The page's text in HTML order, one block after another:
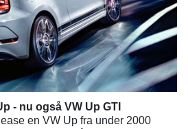
- nu også VW Up GTI
en VW Up fra under 2000